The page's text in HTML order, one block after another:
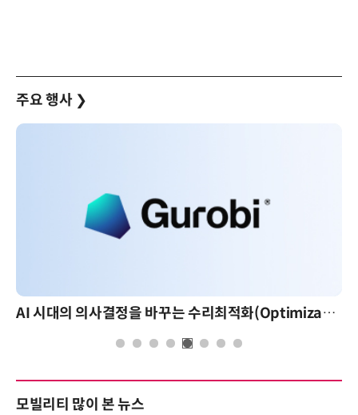
주요 행사 ❯
AI 시대의 의사결정을 바꾸는 수리최적화(Optimization): 실제 산업 적용 사례와 활용 전략
모빌리티 많이 본 뉴스